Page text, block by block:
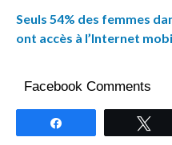
Seuls 54% des femmes
ont accès à l’Internet
Facebook Comments